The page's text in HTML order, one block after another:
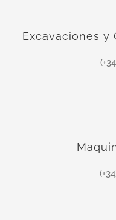
Excavaciones y